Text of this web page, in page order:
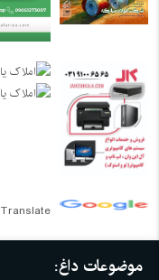
Translate
موضوعات داغ: